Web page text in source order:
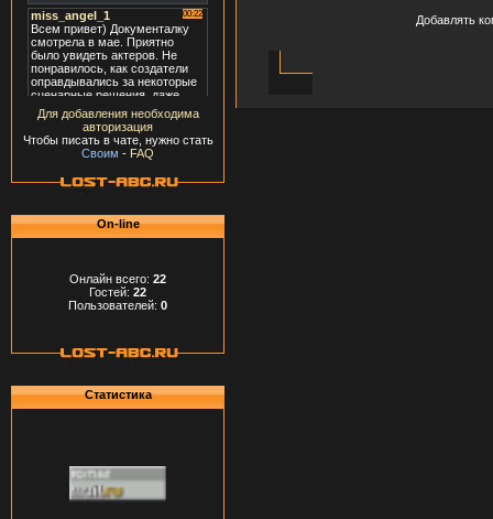
Для добавления необходима
авторизация
Чтобы писать в чате, нужно стать
Своим - FAQ
On-line
Онлайн всего: 22
Гостей: 22
Пользователей: 0
Статистика
Добавлять